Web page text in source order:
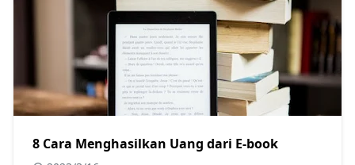
8 Cara Menghasilkan Uang dari E-book